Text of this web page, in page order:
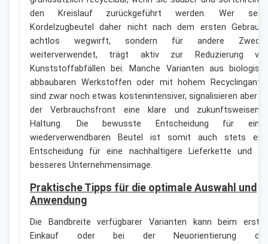
den Kreislauf zurückgeführt werden. Wer
Kordelzugbeutel daher nicht nach dem ersten
achtlos wegwirft, sondern für andere
weiterverwendet, trägt aktiv zur Reduzierung
Kunststoffabfällen bei. Manche Varianten aus
abbaubaren Werkstoffen oder mit hohem
sind zwar noch etwas kostenintensiver, signalisieren aber
der Verbrauchsfront eine klare und
Haltung. Die bewusste Entscheidung für
wiederverwendbaren Beutel ist somit auch stets
Entscheidung für eine nachhaltigere Lieferkette und
besseres Unternehmensimage.
Praktische Tipps für die optimale Auswahl und
Anwendung
Die Bandbreite verfügbarer Varianten kann beim
Einkauf oder bei der Neuorientierung